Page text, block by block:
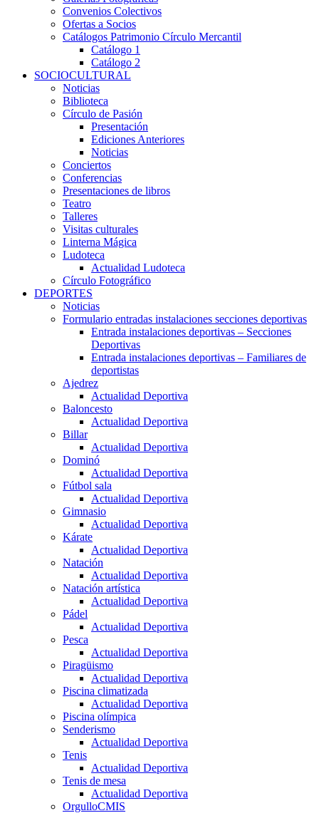
Convenios Colectivos
Ofertas a Socios
Catálogos Patrimonio Círculo Mercantil
Catálogo 1
Catálogo 2
SOCIOCULTURAL
Noticias
Biblioteca
Círculo de Pasión
Presentación
Ediciones Anteriores
Noticias
Conciertos
Conferencias
Presentaciones de libros
Teatro
Talleres
Visitas culturales
Linterna Mágica
Ludoteca
Actualidad Ludoteca
Círculo Fotográfico
DEPORTES
Noticias
Formulario entradas instalaciones secciones deportivas
Entrada instalaciones deportivas – Secciones
Deportivas
Entrada instalaciones deportivas – Familiares de
deportistas
Ajedrez
Actualidad Deportiva
Baloncesto
Actualidad Deportiva
Billar
Actualidad Deportiva
Dominó
Actualidad Deportiva
Fútbol sala
Actualidad Deportiva
Gimnasio
Actualidad Deportiva
Kárate
Actualidad Deportiva
Natación
Actualidad Deportiva
Natación artística
Actualidad Deportiva
Pádel
Actualidad Deportiva
Pesca
Actualidad Deportiva
Piragüismo
Actualidad Deportiva
Piscina climatizada
Actualidad Deportiva
Piscina olímpica
Senderismo
Actualidad Deportiva
Tenis
Actualidad Deportiva
Tenis de mesa
Actualidad Deportiva
OrgulloCMIS